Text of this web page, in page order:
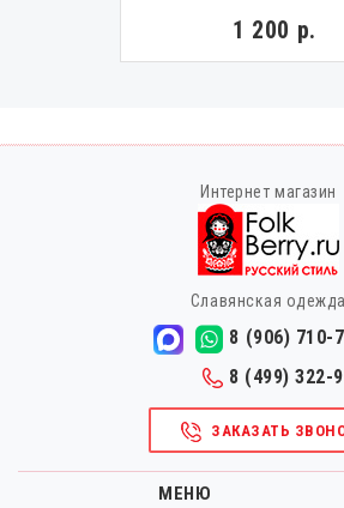
1 200 р.
Интернет магазин
Славянская одежда
8 (906) 710-
8 (499) 322-
ЗАКАЗАТЬ
МЕНЮ